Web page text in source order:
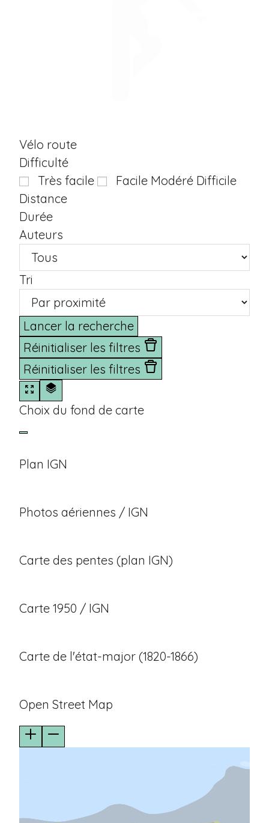
Vélo route
Difficulté
Très facile
Facile Aucun Circuit
Modéré Aucun
Difficile
Distance
Durée
Auteurs
Tri
Lancer la recherche
Réinitialiser les filtres
Réinitialiser les filtres
Choix du fond de carte
Plan IGN
Photos aériennes / IGN
Carte des pentes (plan IGN)
Carte 1950 / IGN
Carte de l'état-major (1820-1866)
Open Street Map